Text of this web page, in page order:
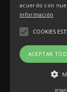
Aviso
acuerdo con
información
COOKIES
ACEPTAR